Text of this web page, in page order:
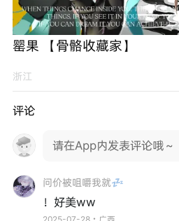
罂果 【骨骼收藏家】
浙江
评论
请在App内发表评论哦～
问价被咀嚼我就💤
！好美ww